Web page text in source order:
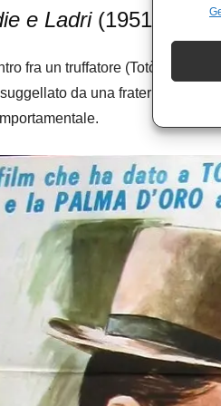
e Ladri(1951) di
fra un truffatore (Totò) e un
da una fraterna